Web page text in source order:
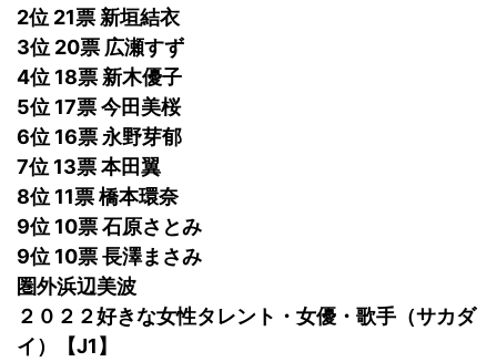
2位 21票 新垣結衣
3位 20票 広瀬すず
4位 18票 新木優子
5位 17票 今田美桜
6位 16票 永野芽郁
7位 13票 本田翼
8位 11票 橋本環奈
9位 10票 石原さとみ
9位 10票 長澤まさみ
圏外浜辺美波
２０２２好きな女性タレント・女優・歌手（サカダ
イ）【J1】